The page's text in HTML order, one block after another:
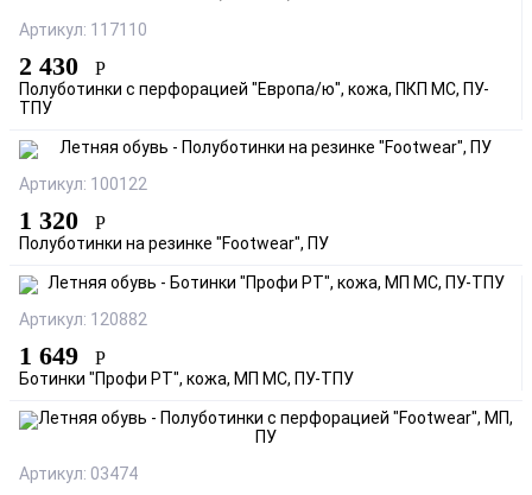
Артикул: 117110
2 430 Р
Полуботинки с перфорацией "Европа/ю", кожа, ПКП МС, ПУ-
ТПУ
Артикул: 100122
1 320 Р
Полуботинки на резинке "Footwear", ПУ
Артикул: 120882
1 649 Р
Ботинки "Профи РТ", кожа, МП МС, ПУ-ТПУ
Артикул: 03474